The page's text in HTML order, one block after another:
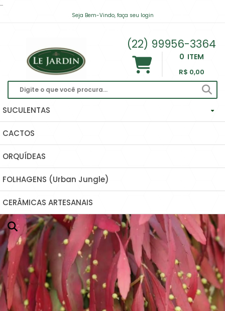
...
Seja Bem-Vindo, faça seu login
(22) 99956-3364
0 ITEM
R$ 0,00
SUCULENTAS
Haworthias Importadas
Echeverias
Hoyas (Flor De Cera) E Dischidias
Ascleps (huernias, Orbeas, Stapelias...)
Agavoides
Adromichus
Aeoniuns
Aloes E Agaves
CACTOS
ORQUÍDEAS
FOLHAGENS (Urban Jungle)
CERÂMICAS ARTESANAIS